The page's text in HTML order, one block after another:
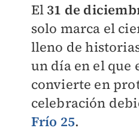
El 31 de
solo marca el
lleno de
un día en el que
convierte en
celebración
Frío 25.